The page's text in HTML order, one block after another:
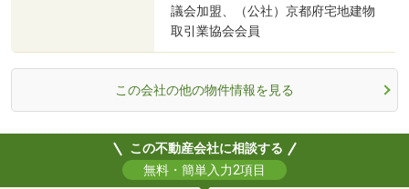
議会加盟、（公社）京都府宅地建物
取引業協会会員
この会社の他の物件情報を見る
この不動産会社に相談する
無料・簡単入力2項目